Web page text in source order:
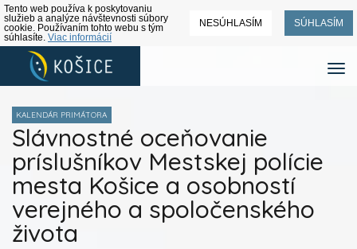
Tento web používa k poskytovaniu
služieb a analýze návštevnosti súbory
cookie. Používaním tohto webu s tým
súhlasíte. Viac informácií
NESÚHLASÍM SÚHLASÍM
KALENDÁR PRIMÁTORA
Slávnostné oceňovanie
príslušníkov Mestskej polície
mesta Košice a osobností
verejného a spoločenského
života